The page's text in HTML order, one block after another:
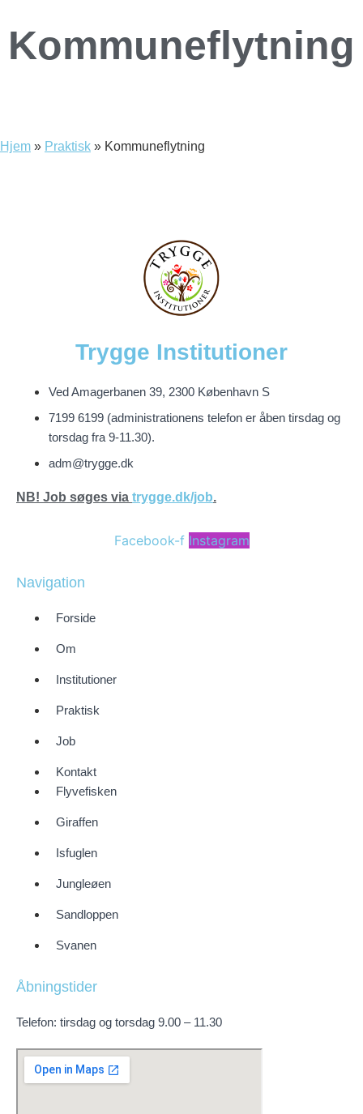
Kommuneflytning
Hjem » Praktisk » Kommuneflytning
Trygge Institutioner
Ved Amagerbanen 39, 2300 København S
7199 6199 (administrationens telefon er åben tirsdag og
torsdag fra 9-11.30).
adm@trygge.dk
NB! Job søges via trygge.dk/job.
Facebook-f Instagram
Navigation
Forside
Om
Institutioner
Praktisk
Job
Kontakt
Flyvefisken
Giraffen
Isfuglen
Jungleøen
Sandloppen
Svanen
Åbningstider
Telefon: tirsdag og torsdag 9.00 – 11.30